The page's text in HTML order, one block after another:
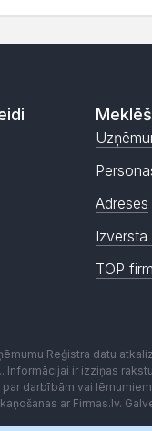
Adreses
Izvērstā
TOP
Reģistra datu
ir izziņas
darbībām vai
ar Firmas.lv.